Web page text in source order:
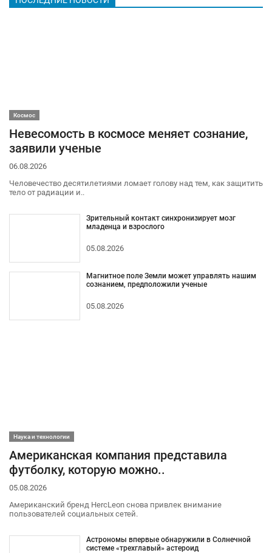
Космос
Невесомость в космосе меняет сознание,
заявили ученые
06.08.2026
Человечество десятилетиями ломает голову над тем, как защитить
тело от радиации и..
Зрительный контакт синхронизирует мозг
младенца и взрослого
05.08.2026
Магнитное поле Земли может управлять нашим
сознанием, предположили ученые
05.08.2026
Наука и технологии
Американская компания представила
футболку, которую можно..
05.08.2026
Американский бренд HercLeon снова привлек внимание
пользователей социальных сетей.
Астрономы впервые обнаружили в Солнечной
системе «трехглавый» астероид